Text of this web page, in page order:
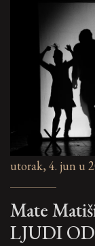
utorak, 4. jun u
Mate
LJUDI